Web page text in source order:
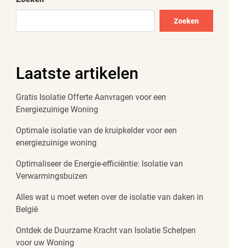
Zoeken
Laatste artikelen
Gratis Isolatie Offerte Aanvragen voor een
Energiezuinige Woning
Optimale isolatie van de kruipkelder voor een
energiezuinige woning
Optimaliseer de Energie-efficiëntie: Isolatie van
Verwarmingsbuizen
Alles wat u moet weten over de isolatie van daken in
België
Ontdek de Duurzame Kracht van Isolatie Schelpen
voor uw Woning